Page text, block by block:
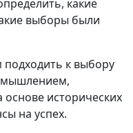
какие
выборы были
подходить к выбору
мышлением,
основе исторических
на успех.